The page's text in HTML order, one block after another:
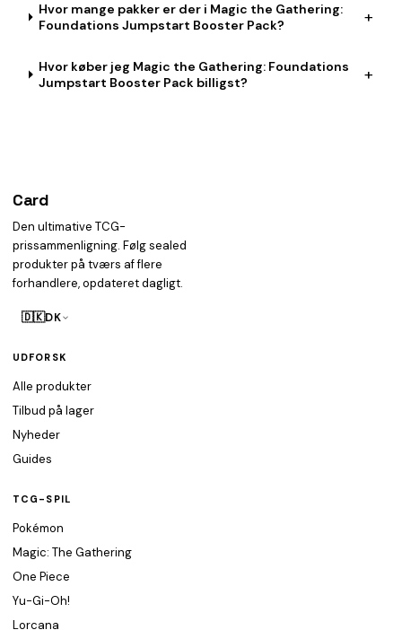
Hvor mange pakker er der i Magic the Gathering:
Foundations Jumpstart Booster Pack?
+
Hvor køber jeg Magic the Gathering: Foundations
Jumpstart Booster Pack billigst?
+
Card
Den ultimative TCG-
prissammenligning. Følg sealed
produkter på tværs af flere
forhandlere, opdateret dagligt.
🇩🇰DK
UDFORSK
Alle produkter
Tilbud på lager
Nyheder
Guides
TCG-SPIL
Pokémon
Magic: The Gathering
One Piece
Yu-Gi-Oh!
Lorcana